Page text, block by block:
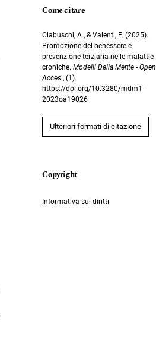
Come citare
Ciabuschi, A., & Valenti, F. (2025).
Promozione del benessere e
prevenzione terziaria nelle malattie
croniche.Modelli Della Mente - Open
Acces, (1).
https://doi.org/10.3280/mdm1-
2023oa19026
Ulteriori formati di citazione
Informativa sui diritti